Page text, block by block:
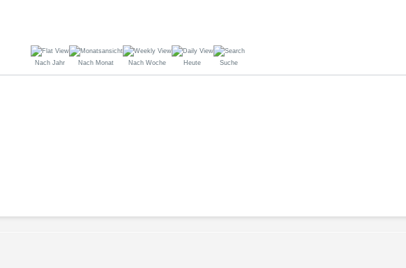
Nach Jahr Nach Monat Nach Woche Heute Suche